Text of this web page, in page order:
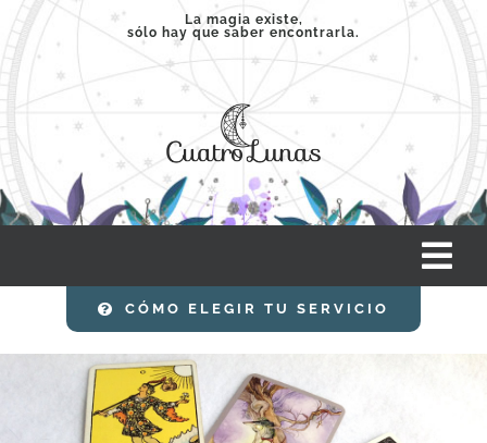
Saltar
contenido
La magia existe,
sólo hay que saber encontrarla.
INICIO
SERVICIOS
CÓMO ELEGIR TU SERVICIO